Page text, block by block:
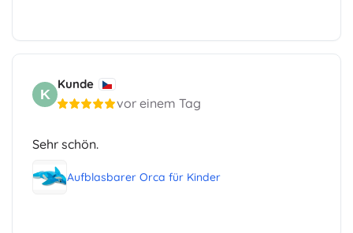
K
Kunde
vor einem Tag
Sehr schön.
Aufblasbarer Orca für Kinder